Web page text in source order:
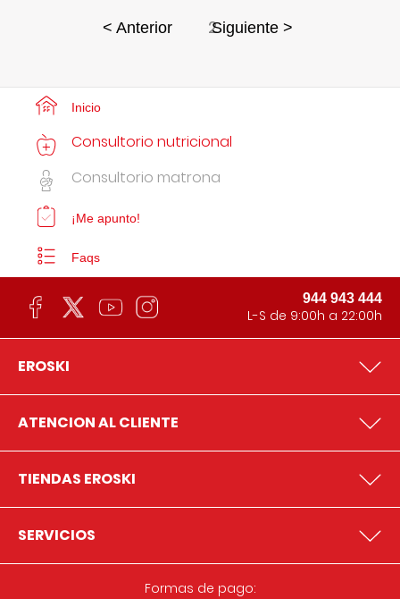
< Anterior 2Siguiente >
Inicio
Consultorio nutricional
Consultorio matrona
¡Me apunto!
Faqs
944 943 444
L-S de 9:00h a 22:00h
EROSKI
ATENCION AL CLIENTE
TIENDAS EROSKI
SERVICIOS
Formas de pago: